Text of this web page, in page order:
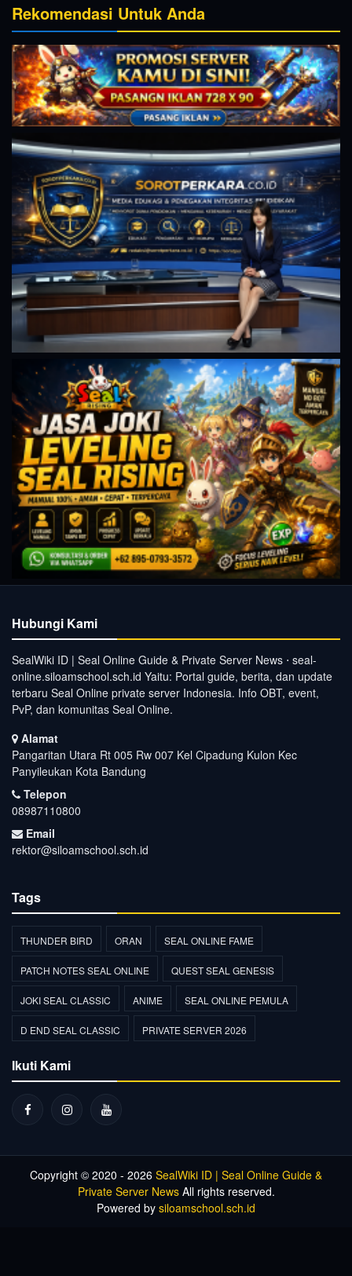
Rekomendasi Untuk Anda
Hubungi Kami
SealWiki ID | Seal Online Guide & Private Server News ⋅ seal-
online.siloamschool.sch.id Yaitu: Portal guide, berita, dan update
terbaru Seal Online private server Indonesia. Info OBT, event,
PvP, dan komunitas Seal Online.
Alamat
Pangaritan Utara Rt 005 Rw 007 Kel Cipadung Kulon Kec
Panyileukan Kota Bandung
Telepon
08987110800
Email
rektor@siloamschool.sch.id
Tags
THUNDER BIRD ORAN SEAL ONLINE FAME
PATCH NOTES SEAL ONLINE QUEST SEAL GENESIS
JOKI SEAL CLASSIC ANIME SEAL ONLINE PEMULA
D END SEAL CLASSIC PRIVATE SERVER 2026
Ikuti Kami
Copyright © 2020 - 2026 SealWiki ID | Seal Online Guide &
Private Server NewsAll rights reserved.
Powered by siloamschool.sch.id